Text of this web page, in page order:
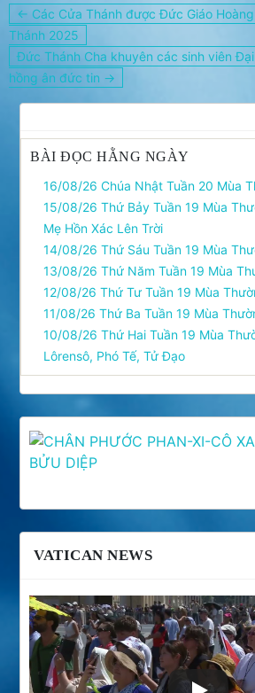
Điều
hướng
bài
viết
← Các Cửa Thánh được Đức Giáo
Thánh 2025
Đức Thánh Cha khuyên các sinh viên
hồng ân đức tin →
BÀI ĐỌC HẰNG NGÀY
16/08/26 Chúa Nhật Tuần 20 Mùa
15/08/26 Thứ Bảy Tuần 19 Mùa
Mẹ Hồn Xác Lên Trời
14/08/26 Thứ Sáu Tuần 19 Mùa
13/08/26 Thứ Năm Tuần 19 Mùa
12/08/26 Thứ Tư Tuần 19 Mùa
11/08/26 Thứ Ba Tuần 19 Mùa
10/08/26 Thứ Hai Tuần 19 Mùa
Lôrensô, Phó Tế, Tử Ðạo
VATICAN NEWS